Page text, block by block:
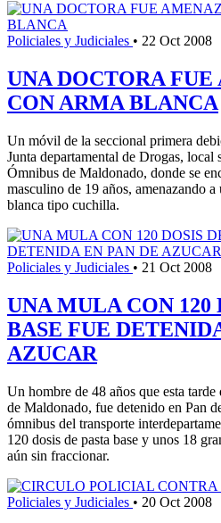
Policiales y Judiciales • 22 Oct 2008
UNA DOCTORA
CON ARMA BLANCA
Un móvil de la seccional primera
Junta departamental de Drogas, local
Ómnibus de Maldonado, donde se
masculino de 19 años, amenazando
blanca tipo cuchilla.
Policiales y Judiciales • 21 Oct 2008
UNA MULA CON 120
BASE FUE
AZUCAR
Un hombre de 48 años que esta
de Maldonado, fue detenido en Pan
ómnibus del transporte
120 dosis de pasta base y unos 18
aún sin fraccionar.
Policiales y Judiciales • 20 Oct 2008